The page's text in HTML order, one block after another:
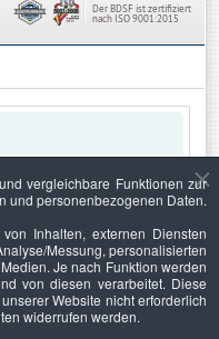
Der BDSF ist zertifiziert
nach ISO 9001:2015
vergleichbare Funktionen zur
und personenbezogenen Daten.
Inhalten, externen Diensten
Messung, personalisierten
Je nach Funktion werden
von diesen verarbeitet. Diese
Website nicht erforderlich
widerrufen werden.